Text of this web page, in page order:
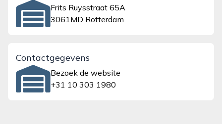
Frits Ruysstraat 65A
3061MD Rotterdam
Contactgegevens
Bezoek de website
+31 10 303 1980